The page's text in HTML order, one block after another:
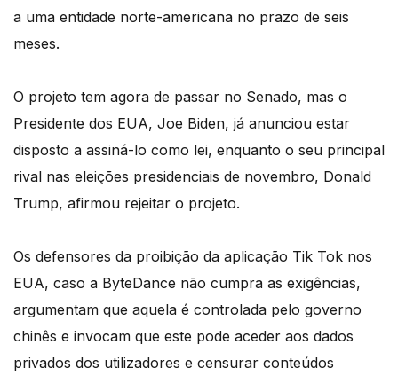
a uma entidade norte-americana no prazo de seis
meses.
O projeto tem agora de passar no Senado, mas o
Presidente dos EUA, Joe Biden, já anunciou estar
disposto a assiná-lo como lei, enquanto o seu principal
rival nas eleições presidenciais de novembro, Donald
Trump, afirmou rejeitar o projeto.
Os defensores da proibição da aplicação Tik Tok nos
EUA, caso a ByteDance não cumpra as exigências,
argumentam que aquela é controlada pelo governo
chinês e invocam que este pode aceder aos dados
privados dos utilizadores e censurar conteúdos